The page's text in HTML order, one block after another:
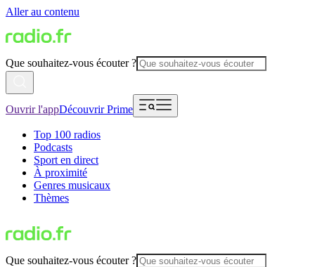
Aller au contenu
Que souhaitez-vous écouter ?
Ouvrir l'appDécouvrir Prime
Top 100 radios
Podcasts
Sport en direct
À proximité
Genres musicaux
Thèmes
Que souhaitez-vous écouter ?